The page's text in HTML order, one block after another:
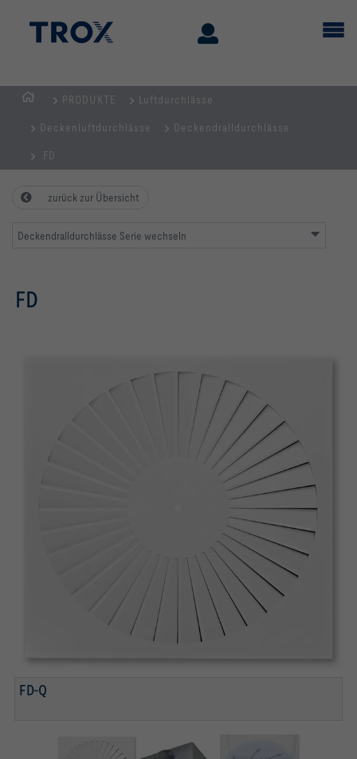
PRODUKTE Luftdurchlässe
Deckenluftdurchlässe Deckendralldurchlässe
FD
zurück zur Übersicht
Deckendralldurchlässe Serie wechseln
FD
FD-Q
ANSCHLUSSKASTEN MIT DROSSELELEMENT UND
QUADRATISCHEM FRONTDURCHLASS
DRALLFÖRMIGE, HORIZONTALE LUFTFÜHRUNG